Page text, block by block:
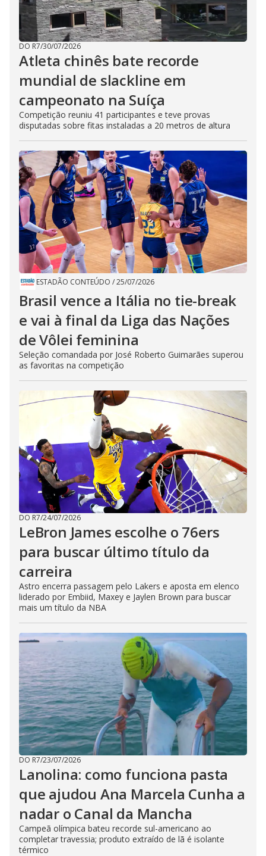
DO R7/30/07/2026
Atleta chinês bate recorde
mundial de slackline em
campeonato na Suíça
Competição reuniu 41 participantes e teve provas
disputadas sobre fitas instaladas a 20 metros de altura
ESTADÃO CONTEÚDO /25/07/2026
Brasil vence a Itália no tie-break
e vai à final da Liga das Nações
de Vôlei feminina
Seleção comandada por José Roberto Guimarães superou
as favoritas na competição
DO R7/24/07/2026
LeBron James escolhe o 76ers
para buscar último título da
carreira
Astro encerra passagem pelo Lakers e aposta em elenco
liderado por Embiid, Maxey e Jaylen Brown para buscar
mais um título da NBA
DO R7/23/07/2026
Lanolina: como funciona pasta
que ajudou Ana Marcela Cunha a
nadar o Canal da Mancha
Campeã olímpica bateu recorde sul-americano ao
completar travessia; produto extraído de lã é isolante
térmico